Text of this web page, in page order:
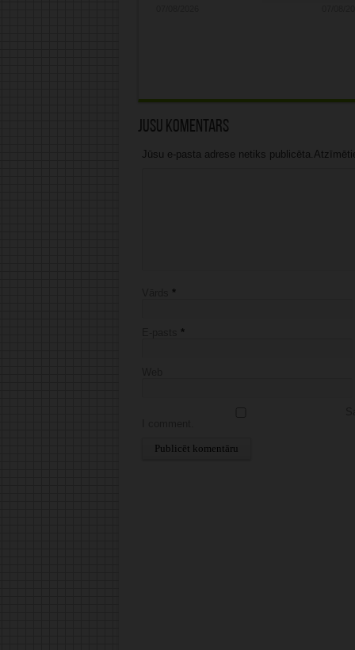
Jūsu komentārs
Jūsu e-pasta adrese netiks
*
*